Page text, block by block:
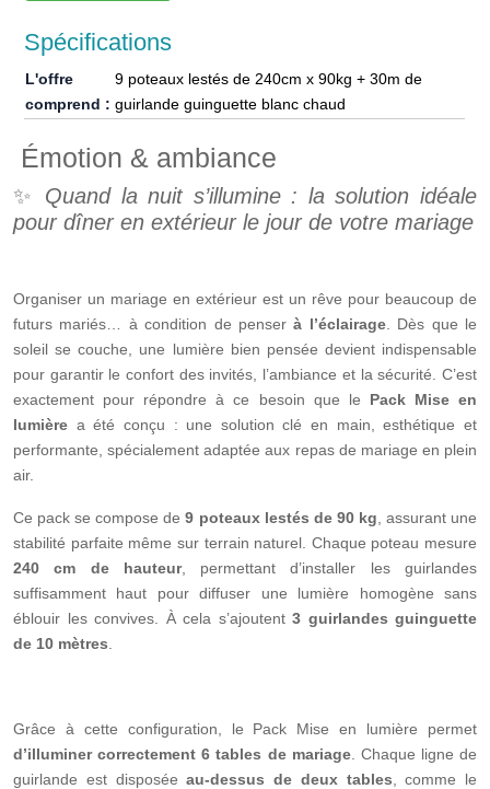
Spécifications
L'offre
comprend :
9 poteaux lestés de 240cm x 90kg + 30m de
guirlande guinguette blanc chaud
Émotion & ambiance
✨ Quand la nuit s’illumine : la solution idéale
pour dîner en extérieur le jour de votre mariage
Organiser un mariage en extérieur est un rêve pour beaucoup de
futurs mariés… à condition de penserà l’éclairage. Dès que le
soleil se couche, une lumière bien pensée devient indispensable
pour garantir le confort des invités, l’ambiance et la sécurité. C’est
exactement pour répondre à ce besoin que le Pack Mise en
lumière a été conçu : une solution clé en main, esthétique et
performante, spécialement adaptée aux repas de mariage en plein
air.
Ce pack se compose de9 poteaux lestés de 90 kg , assurant une
stabilité parfaite même sur terrain naturel. Chaque poteau mesure
240 cm de hauteur, permettant d’installer les guirlandes
suffisamment haut pour diffuser une lumière homogène sans
éblouir les convives. À cela s’ajoutent 3 guirlandes guinguette
de 10 mètres
Grâce à cette configuration, le Pack Mise en lumière permet
d’illuminer correctement 6 tables de mariage. Chaque ligne de
guirlande est disposéeau-dessus de deux tables , comme le